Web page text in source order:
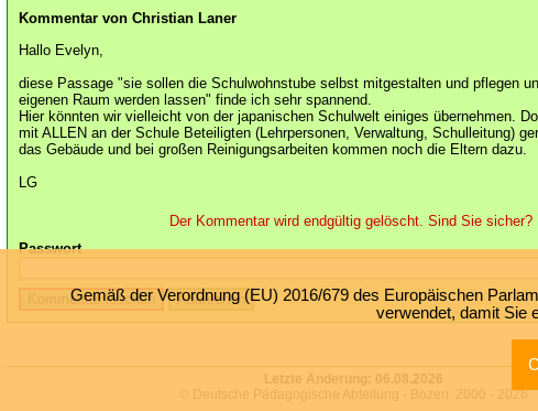
Kommentar von Christian Laner
Hallo Evelyn,
diese Passage "sie sollen die Schulwohnstube selbst mitgestalten und pflegen
eigenen Raum werden lassen" finde ich sehr spannend.
Hier könnten wir vielleicht von der japanischen Schulwelt einiges übernehmen.
mit ALLEN an der Schule Beteiligten (Lehrpersonen, Verwaltung, Schulleitung)
das Gebäude und bei großen Reinigungsarbeiten kommen noch die Eltern dazu.
LG
Der Kommentar wird endgültig gelöscht. Sind Sie sicher?
Passwort
Letzte Änderung:
06.08.2026
© Deutsche Pädagogische Abteilung - Bozen. 2000 - 2026
Gemäß der Verordnung (EU) 2016/679 des Europäischen
verwendet, damit Sie